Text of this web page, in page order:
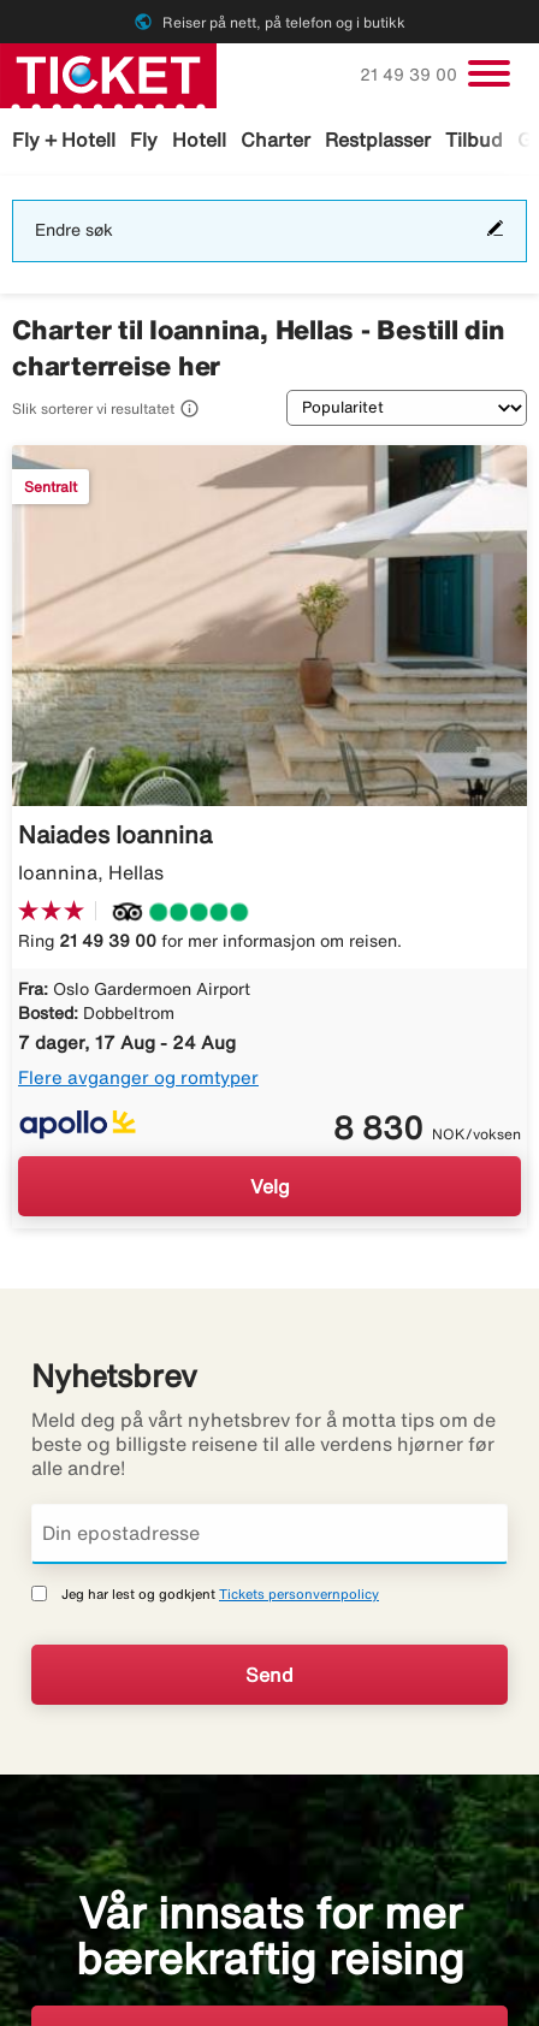
public Reiser på nett, på telefon og i butikk
Fly + Hotell Fly Hotell Charter Restplasser Tilbud
Ring oss på
21 49 39 00
Endre søk
Charter til Ioannina, Hellas - Bestill din
charterreise her
Slik sorterer vi resultatet  Sortering
Sentralt
Naiades Ioannina
Ioannina, Hellas
Ring 21 49 39 00 for mer informasjon om reisen.
Fra: Oslo Gardermoen Airport
Bosted: Dobbeltrom
7 dager, 17 Aug - 24 Aug
Flere avganger og romtyper
8 830 NOK/voksen
Velg
Nyhetsbrev
Meld deg på vårt nyhetsbrev for å motta tips om de
beste og billigste reisene til alle verdens hjørner før
alle andre!
Jeg har lest og godkjent Tickets personvernpolicy
Vår innsats for mer
bærekraftig reising